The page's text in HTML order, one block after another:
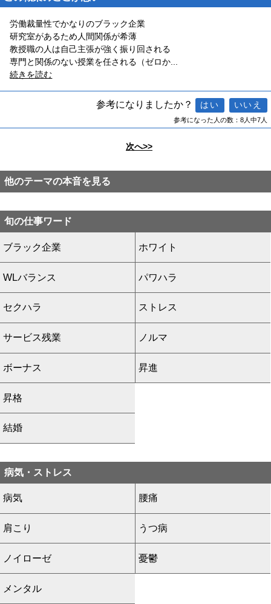
労働裁量性でかなりのブラック企業
研究室があるため人間関係が希薄
教授職の人は自己主張が強く振り回される
専門と関係のない授業を任される（ゼロか...
続きを読む
参考になりましたか？
参考になった人の数：8人中7人
次へ>>
他のテーマの本音を見る
旬の仕事ワード
ブラック企業 ホワイト
WLバランス パワハラ
セクハラ ストレス
サービス残業 ノルマ
ボーナス 昇進
昇格
結婚
病気・ストレス
病気 腰痛
肩こり うつ病
ノイローゼ 憂鬱
メンタル